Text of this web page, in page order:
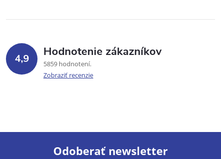
4,9 Hodnotenie zákazníkov
5859 hodnotení
Zobraziť recenzie
Odoberať newsletter